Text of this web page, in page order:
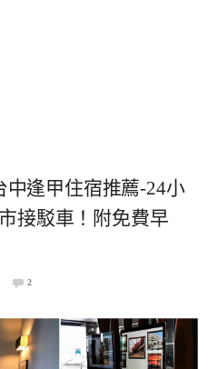
中逢甲住宿推薦-24小
接駁車！附免費早
2